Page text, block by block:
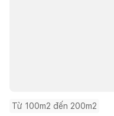
Từ 100m2 đến 200m2